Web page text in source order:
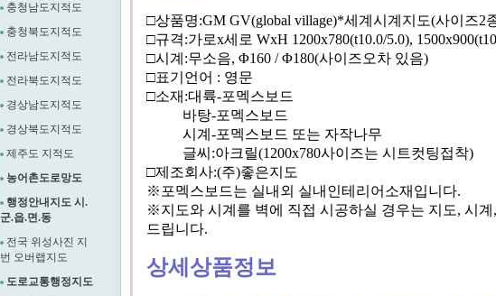
충청남도지적도
충청북도지적도
전라남도지적도
전라북도지적도
경상남도지적도
경상북도지적도
제주도 지적도
농어촌도로망도
행정안내지도 시.
군.읍.면.동
전국 위성사진 지
번 오버랩지도
도로교통행정지도
□상품명:GM GV(global village)*세계시계지도(사이즈2
□규격:가로x세로 WxH 1200x780(t10.0/5.0),
□시계:무소음, Φ160 / Φ180(사이즈오차 있음)
□표기언어 : 영문
□소재:대륙-포멕스보드
바탕-포멕스보드
시계-포멕스보드 또는 자작나무
글씨:아크릴(1200x780사이즈는 시트컷팅접착)
□제조회사:(주)좋은지도
※포멕스보드는 실내외 실내인테리어소재입니다.
※지도와 시계를 벽에 직접 시공하실 경우는 지도, 시계
드립니다.
상세상품정보